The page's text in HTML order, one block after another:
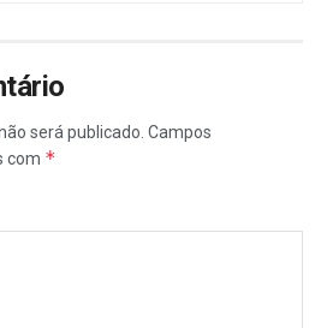
será publicado. Campos
com *